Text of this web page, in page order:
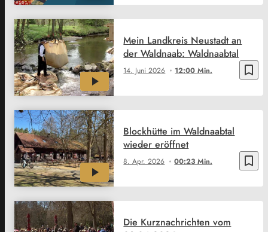
bookmark_border
14. Juni 2026 12:00 Min.
Mein Landkreis Neustadt an
der Waldnaab: Waldnaabtal
bookmark_border
8. Apr. 2026 00:23 Min.
Blockhütte im Waldnaabtal
wieder eröffnet
Die Kurznachrichten vom